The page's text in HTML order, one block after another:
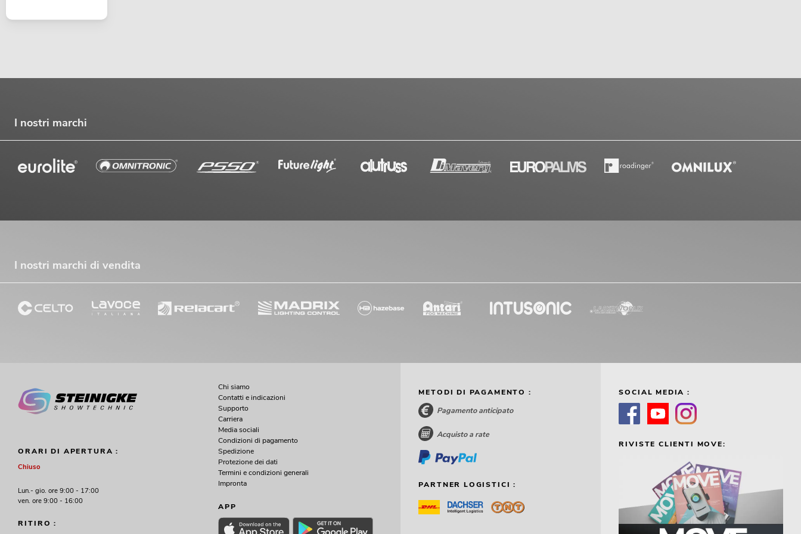
I nostri marchi
I nostri marchi di vendita
ORARI DI APERTURA :
Chiuso
Lun.- gio. ore 9:00 - 17:00
ven. ore 9:00 - 16:00
RITIRO :
Chi siamo
Contatti e indicazioni
Supporto
Carriera
Media sociali
Condizioni di pagamento
Spedizione
Protezione dei dati
Termini e condizioni generali
Impronta
APP
METODI DI PAGAMENTO :
Pagamento anticipato
Acquisto a rate
PARTNER LOGISTICI :
SOCIAL MEDIA :
RIVISTE CLIENTI MOVE: